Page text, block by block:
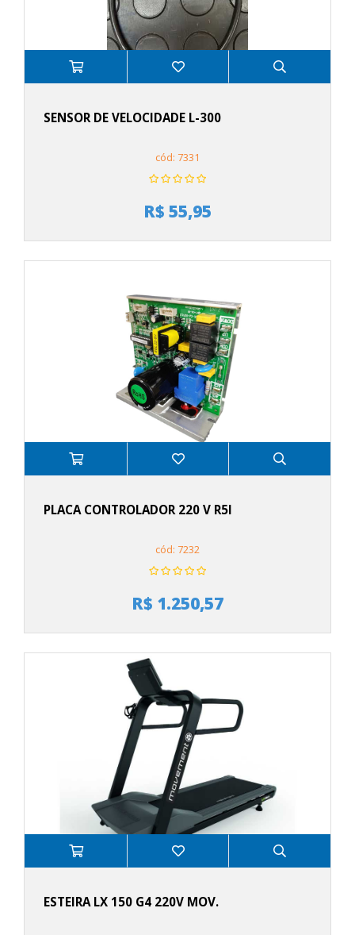
SENSOR DE VELOCIDADE L-300
cód: 7331
R$ 55,95
PLACA CONTROLADOR 220 V R5I
cód: 7232
R$ 1.250,57
ESTEIRA LX 150 G4 220V MOV.